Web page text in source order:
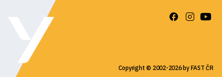
Copyright © 2002-2026 by FAST ČR